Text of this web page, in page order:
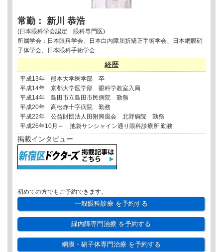
常勤： 新川 恭浩
(日本眼科学会認定 眼科専門医)
所属学会：日本眼科学会、日本白内障屈折矯正手術学会、日本網膜硝
子体学会、日本眼科手術学会
経歴
平成13年 熊本大学医学部 卒
平成14年 京都大学医学部 眼科学教室入局
平成14年 島田市立島田市民病院 勤務
平成20年 高松赤十字病院 勤務
平成22年 公益財団法人田附興風会 北野病院 勤務
平成26年10月～ 池袋サンシャイン通り眼科診療所 勤務
掲載インタビュー
初めての方でもご予約できます。
一般眼科診療を予約する
緑内障専門治療 を予約する
網膜・硝子体専門治療を予約する